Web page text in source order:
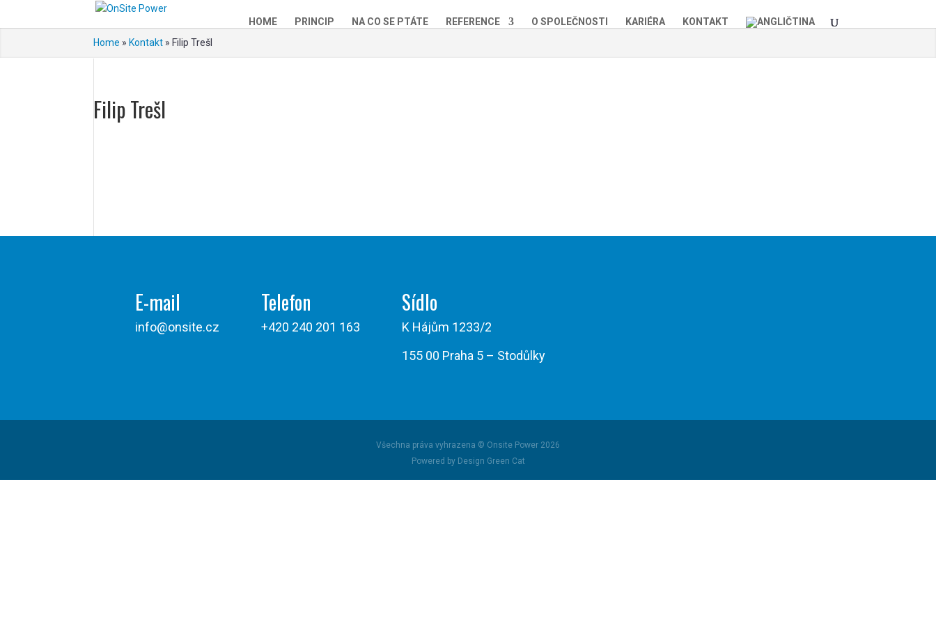
HOME PRINCIP NA CO SE PTÁTE REFERENCE O SPOLEČNOSTI KARIÉRA
KONTAKT
Home » Kontakt » Filip Trešl
Filip Trešl
E-mail
info@onsite.cz
Telefon
+420 240 201 163
Sídlo
K Hájům 1233/2
155 00 Praha 5 – Stodůlky
Všechna práva vyhrazena © Onsite Power 2026
Powered by Design Green Cat